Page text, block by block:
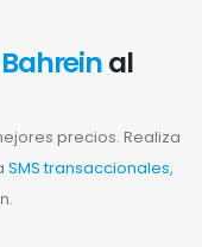
Bahreinal
precios. Realiza
SMS transaccionales,